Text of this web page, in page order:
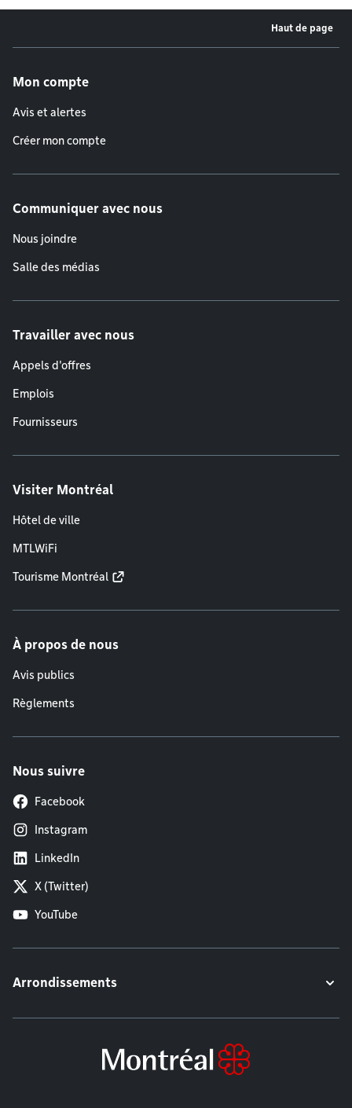
Haut de page
Mon compte
Avis et alertes
Créer mon compte
Communiquer avec nous
Nous joindre
Salle des médias
Travailler avec nous
Appels d'offres
Emplois
Fournisseurs
Visiter Montréal
Hôtel de ville
MTLWiFi
Tourisme Montréal
À propos de nous
Avis publics
Règlements
Nous suivre
Facebook
Instagram
LinkedIn
X (Twitter)
YouTube
Arrondissements